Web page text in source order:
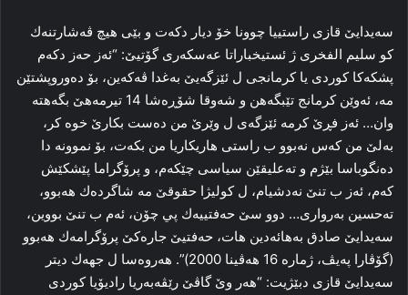
سه‌يدايێ قازى راستييا چوونا خۆ ديار دكه‌ت و بێى هيچ ڤه‌شارتنه‌ك
كو سليم الفخرى ژ ئستيخباراتا عه‌سكه‌رى گۆتيێ: “ئه‌ز حه‌ز دكه‌م
پشكه‌كا كوردى يا كرمانجى ل ئێزگه‌يێ به‌غدا ڤه‌كه‌ين، بۆ ده‌وروپشتێن
مه‌، ئه‌وێن كرمانج تێبگه‌هن و شه‌وقا شۆڕه‌شا 14 تيرمه‌هێ بگه‌هته‌
وان… ئه‌ز فڕێ كرمه‌ ئێزگه‌ى ل وێرێ من ده‌ست بكارێ خوە كر،
به‌لێ من كه‌س نه‌بوو ب راستى هاريكاريا من بكه‌ت، بۆ نموونه‌ دا
ده‌نگوباسا بێژم و ته‌عليقێن سياسى چێكه‌م، و پرۆگراما پێشكێش
كه‌م، ئه‌ز ب تنێ نه‌دشيام، ل كوليژا حقوقێ مه‌ شاگرده‌ك هه‌بوو،
ته‌حسين به‌روارى… دوو سێ حه‌فتييه‌ك پي چۆن، ئه‌م ب تنێ بووين،
سه‌يدايێ صادق به‌هائه‌دين هات، حه‌فتيێ جاره‌كێ پرۆگرامه‌ك هه‌بوو
(گۆڤارا په‌يڤ، ژماره‌ 16 هه‌ڤينا 2000)”. هه‌روه‌سا ل جهه‌ك ديتر
سه‌يدايێ قازى دبێژيت: “هه‌ر وێ گاڤێ رێڤه‌به‌ريا راديۆيا كوردى